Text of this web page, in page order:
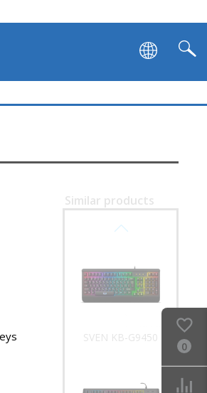
Similar products
SVEN KB-G9450
0